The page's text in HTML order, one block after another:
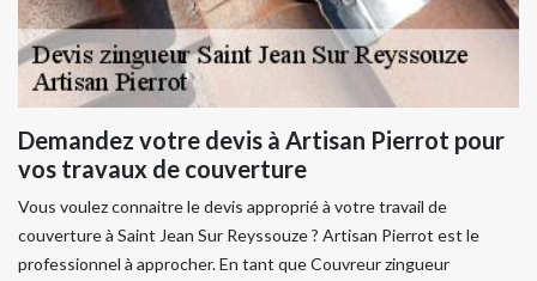
Demandez votre devis à Artisan Pierrot pour
vos travaux de couverture
Vous voulez connaitre le devis approprié à votre travail de
couverture à Saint Jean Sur Reyssouze ? Artisan Pierrot est le
professionnel à approcher. En tant que Couvreur zingueur